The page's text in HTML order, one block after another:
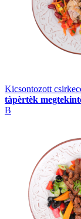
Kicsontozott
tàpèrtèk
B